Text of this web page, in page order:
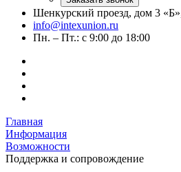
Шенкурский проезд, дом 3
info@intexunion.ru
Пн. – Пт.: с 9:00 до 18:00
Главная
Информация
Возможности
Поддержка и сопровождение